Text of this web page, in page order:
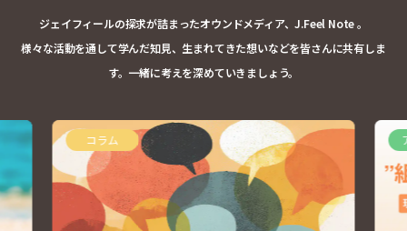
ジェイフィールの探求が詰まったオウンドメディア、J.Feel Note 。
様々な活動を通して学んだ知見、生まれてきた想いなどを皆さんに共有しま
す。 一緒に考えを深めていきましょう。
コラム